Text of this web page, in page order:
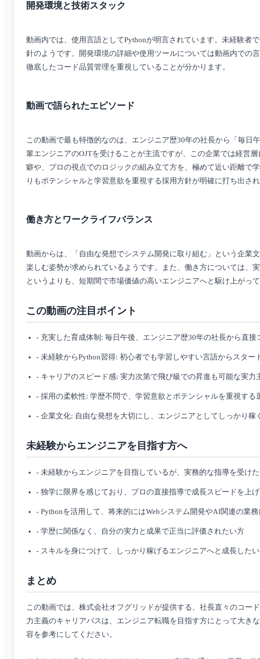
開発環境と技術スタック
動画内では、使用言語としてPythonが明言されています。未経験者
針のようです。開発環境の詳細や使用ツールについては動画内での
徹底したコード品質管理を重視していることが分かります。
動画で語られたエピソード
この動画で最も特徴的なのは、エンジニア歴30年の社長から「毎
輩エンジニアのOJTを受けることが主流ですが、この企業では経営
癖や、プロの視点でのロジックの組み立て方を、極めて近い距離で
りもポテンシャルと学習意欲を重視する採用方針が明確に打ち出され
働き方とワークライフバランス
動画からは、「自由な発想でシステム開発に取り組む」という企業
楽しむ姿勢が求められているようです。また、働き方については、
というよりも、短期間で市場価値の高いエンジニアへと駆け上がっ
この動画の注目ポイント
- 充実した育成体制: 毎日午後、エンジニア歴30年の社長から直接
- 未経験からPython習得: 初心者でも学習しやすい言語からスター
- キャリアのスピード感: 実力次第で飛び級での昇進も可能な実力
- 採用の柔軟性: 学歴不問で、学習意欲とポテンシャルを重視する
- 企業文化: 自由な発想を大切にし、エンジニアとしてしっかり稼
未経験からエンジニアを目指す方へ
- 未経験からエンジニアを目指しているが、実務的な指導を受け
- 独学に限界を感じており、プロの直接指導で成長スピードを上
- Pythonを活用して、将来的にはWebシステム開発やAI関連の業
- 学歴に関係なく、自分の実力と成果で正当に評価されたい方
- スキルを身につけて、しっかり稼げるエンジニアへと成長した
まとめ
この動画では、株式会社オフグリッドが提供する、社長直々のコー
力主義のキャリアパスは、エンジニア転職を目指す方にとって大き
容を参考にしてください。